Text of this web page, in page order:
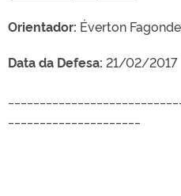
Orientador: Éverton
Data da Defesa: 21/02/2017